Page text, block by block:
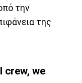
την
της
crew, we